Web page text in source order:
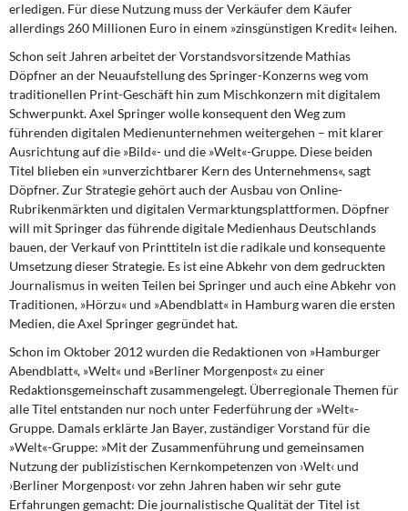
erledigen. Für diese Nutzung muss der Verkäufer dem Käufer
allerdings 260 Millionen Euro in einem »zinsgünstigen Kredit« leihen.
Schon seit Jahren arbeitet der Vorstandsvorsitzende Mathias
Döpfner an der Neuaufstellung des Springer-Konzerns weg vom
traditionellen Print-Geschäft hin zum Mischkonzern mit digitalem
Schwerpunkt. Axel Springer wolle konsequent den Weg zum
führenden digitalen Medienunternehmen weitergehen – mit klarer
Ausrichtung auf die »Bild«- und die »Welt«-Gruppe. Diese beiden
Titel blieben ein »unverzichtbarer Kern des Unternehmens«, sagt
Döpfner. Zur Strategie gehört auch der Ausbau von Online-
Rubrikenmärkten und digitalen Vermarktungsplattformen. Döpfner
will mit Springer das führende digitale Medienhaus Deutschlands
bauen, der Verkauf von Printtiteln ist die radikale und konsequente
Umsetzung dieser Strategie. Es ist eine Abkehr von dem gedruckten
Journalismus in weiten Teilen bei Springer und auch eine Abkehr von
Traditionen, »Hörzu« und »Abendblatt« in Hamburg waren die ersten
Medien, die Axel Springer gegründet hat.
Schon im Oktober 2012 wurden die Redaktionen von »Hamburger
Abendblatt«, »Welt« und »Berliner Morgenpost« zu einer
Redaktionsgemeinschaft zusammengelegt. Überregionale Themen für
alle Titel entstanden nur noch unter Federführung der »Welt«-
Gruppe. Damals erklärte Jan Bayer, zuständiger Vorstand für die
»Welt«-Gruppe: »Mit der Zusammenführung und gemeinsamen
Nutzung der publizistischen Kernkompetenzen von ›Welt‹ und
›Berliner Morgenpost‹ vor zehn Jahren haben wir sehr gute
Erfahrungen gemacht: Die journalistische Qualität der Titel ist